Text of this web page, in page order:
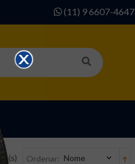
(11) 9 6607-4647
Ordenar: Nome